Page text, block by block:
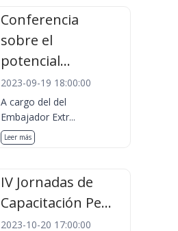
Conferencia
sobre el
potencial...
2023-09-19 18:00:00
A cargo del del
Embajador Extr...
Leer más
IV Jornadas de
Capacitación Pe...
2023-10-20 17:00:00